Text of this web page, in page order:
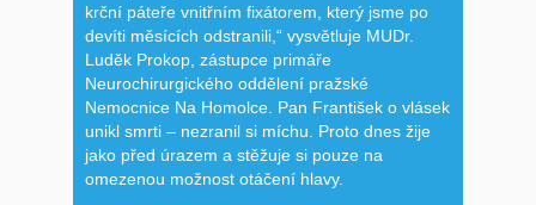
krční páteře vnitřním fixátorem, který jsme po
devíti měsících odstranili,“ vysvětluje MUDr.
Luděk Prokop, zástupce primáře
Neurochirurgického oddělení pražské
Nemocnice Na Homolce. Pan František o vlásek
unikl smrti – nezranil si míchu. Proto dnes žije
jako před úrazem a stěžuje si pouze na
omezenou možnost otáčení hlavy.